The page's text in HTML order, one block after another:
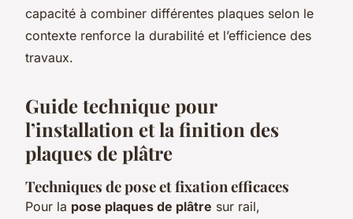
capacité à combiner différentes plaques selon le
contexte renforce la durabilité et l’efficience des
travaux.
Guide technique pour
l’installation et la finition des
plaques de plâtre
Techniques de pose et fixation efficaces
Pour la pose plaques de plâtre sur rail,